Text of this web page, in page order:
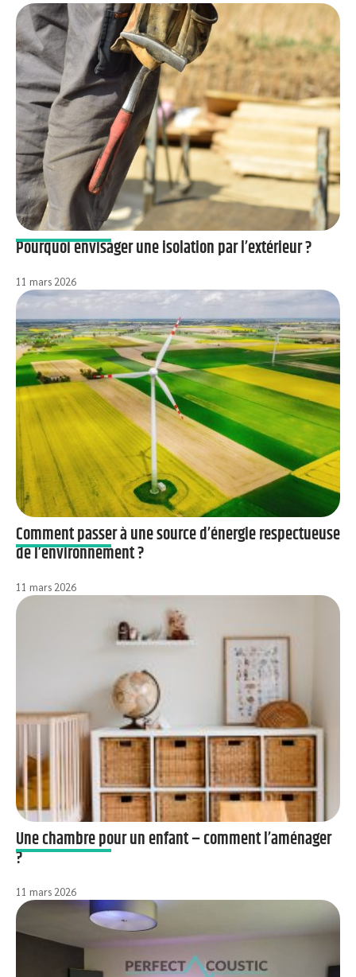
Pourquoi envisager une isolation par l’extérieur ?
11 mars 2026
Comment passer à une source d’énergie respectueuse
de l’environnement ?
11 mars 2026
Une chambre pour un enfant – comment l’aménager
?
11 mars 2026